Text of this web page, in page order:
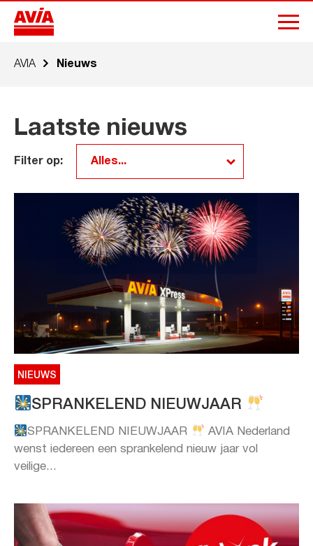
AVIA Nieuws
Laatste nieuws
Filter op:
NIEUWS
SPRANKELEND NIEUWJAAR
SPRANKELEND NIEUWJAAR
AVIA Nederland
wenst iedereen een sprankelend nieuw jaar vol
veilige...